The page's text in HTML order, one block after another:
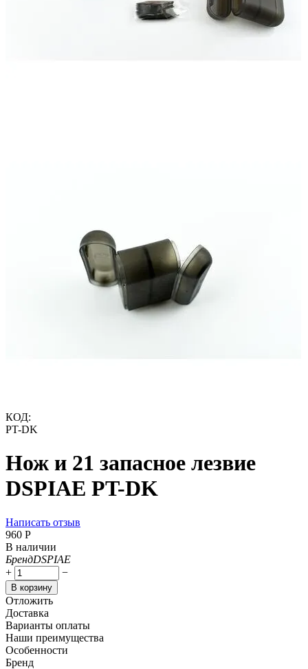
КОД:
PT-DK
Нож и 21 запасное лезвие
DSPIAE PT-DK
Написать отзыв
‍960‍ Р
В наличии
БрендDSPIAE
+
−
В корзину
Отложить
Доставка
Варианты оплаты
Наши преимущества
Особенности
Бренд